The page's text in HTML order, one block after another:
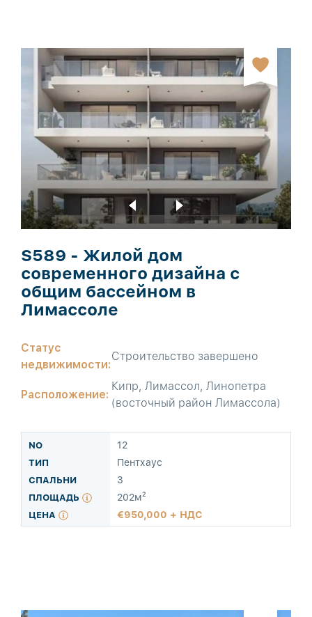
S589 - Жилой дом
современного дизайна с
общим бассейном в
Лимассоле
Статус
недвижимости:
Строительство завершено
Расположение:
Кипр, Лимассол, Линопетра
(восточный район Лимассола)
12
Пентхаус
3
202м²
950,000 + НДС